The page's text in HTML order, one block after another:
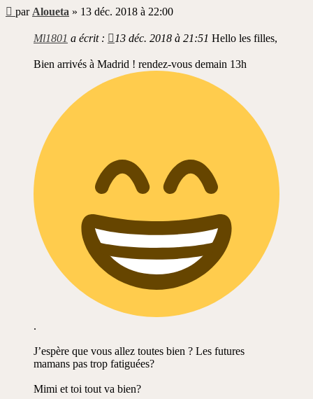
Message
non
par Aloueta » 13 déc. 2018 à 22:00
Ml1801 a écrit : 13 déc. 2018 à 21:51 Hello les filles,
Bien arrivés à Madrid ! rendez-vous demain 13h
.
J’espère que vous allez toutes bien ? Les futures
mamans pas trop fatiguées?
Mimi et toi tout va bien?